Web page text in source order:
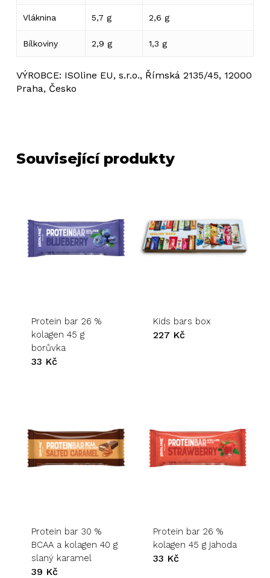
Vláknina 5,7 g 2,6 g
Bílkoviny 2,9 g 1,3 g
VÝROBCE: ISOline EU, s.r.o., Římská 2135/45, 12000
Praha, Česko
Související produkty
Protein bar 26 %
kolagen 45 g
borůvka
33 Kč
Kids bars box
227 Kč
Protein bar 30 %
BCAA a kolagen 40 g
slaný karamel
39 Kč
Protein bar 26 %
kolagen 45 g jahoda
33 Kč